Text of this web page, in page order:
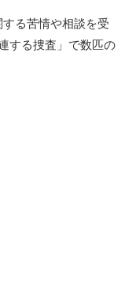
る苦情や相談を受
する捜査」で数匹の